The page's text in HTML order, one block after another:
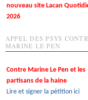
nouveau site Lacan
2026
APPEL DES PSYS
MARINE LE PEN
Contre Marine Le Pen et les
partisans de la haine
Lire et signer la pétition ici